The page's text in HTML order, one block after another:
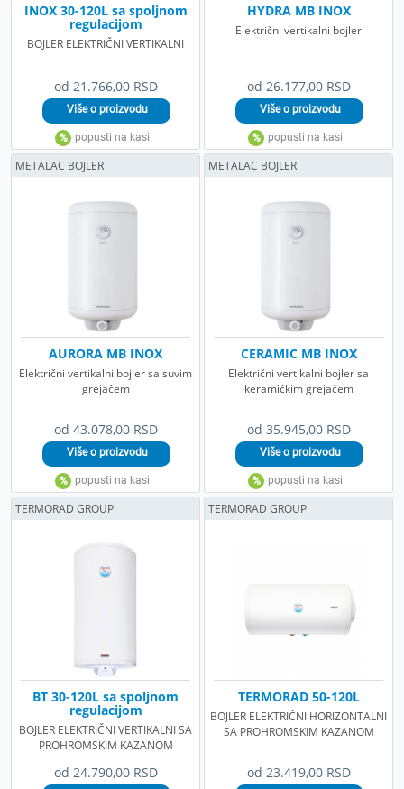
od 21.766,00 RSD
INOX 30-120L sa spoljnom
regulacijom
BOJLER ELEKTRIČNI VERTIKALNI
od 26.177,00 RSD
HYDRA MB INOX
Električni vertikalni bojler
od 43.078,00 RSD
AURORA MB INOX
Električni vertikalni bojler sa suvim
grejačem
METALAC BOJLER
od 35.945,00 RSD
CERAMIC MB INOX
Električni vertikalni bojler sa
keramičkim grejačem
METALAC BOJLER
od 24.790,00 RSD
BT 30-120L sa spoljnom
regulacijom
BOJLER ELEKTRIČNI VERTIKALNI SA
PROHROMSKIM KAZANOM
TERMORAD GROUP
od 23.419,00 RSD
TERMORAD 50-120L
BOJLER ELEKTRIČNI HORIZONTALNI
SA PROHROMSKIM KAZANOM
TERMORAD GROUP